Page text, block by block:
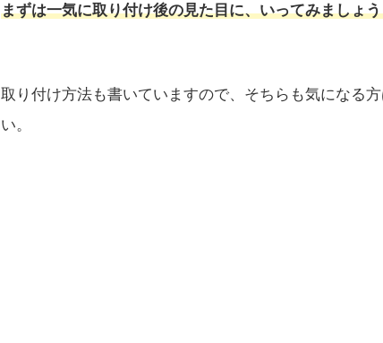
まずは一気に取り付け後の見た目に、いってみましょ
取り付け方法も書いていますので、そちらも気になる
い。